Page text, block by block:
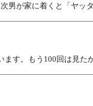
が家に着くと「ヤッ
す。もう100回は見た